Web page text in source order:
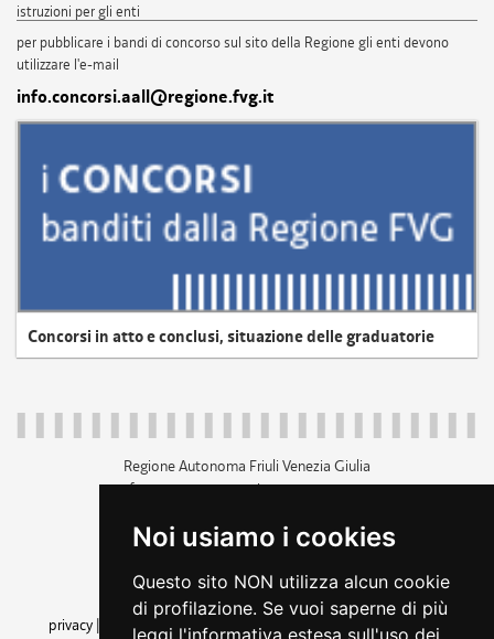
Noi usiamo i cookies
Questo sito NON utilizza alcun cookie
di profilazione. Se vuoi saperne di più
leggi l'informativa estesa sull'uso dei
istruzioni per gli enti
per pubblicare i bandi di concorso sul sito della Regione gli enti devono
utilizzare l'e-mail
info.concorsi.aall@regione.fvg.it
Concorsi in atto e conclusi, situazione delle graduatorie
Regione Autonoma Friuli Venezia Giulia
c.f. 80014930327; p.iva 00526040324
+39 040 3771111
amministrazione trasparente
privacy
cookie |note legali accessibilità
dichiarazione di